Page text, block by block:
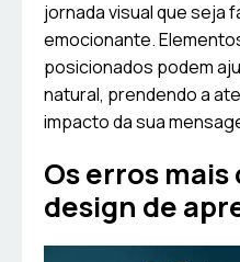
jornada visual que seja
emocionante.
posicionados podem
natural, prendendo a
impacto da sua
Os erros
design de